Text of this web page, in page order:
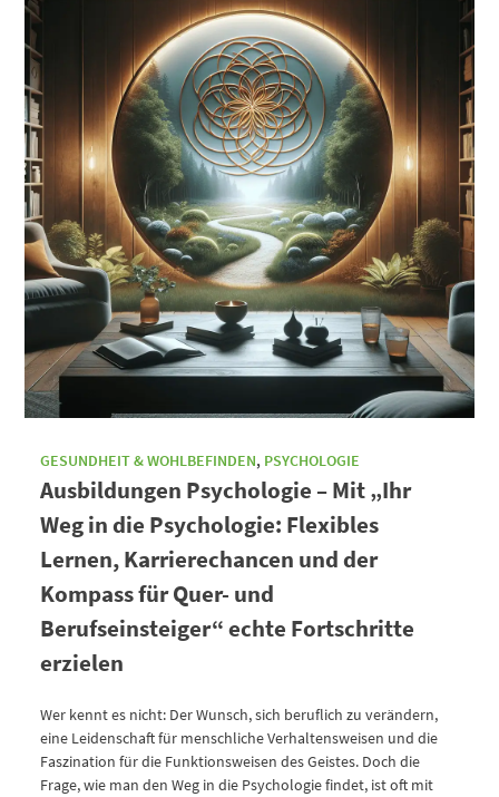
GESUNDHEIT & WOHLBEFINDEN, PSYCHOLOGIE
Ausbildungen Psychologie – Mit „Ihr
Weg in die Psychologie: Flexibles
Lernen, Karrierechancen und der
Kompass für Quer- und
Berufseinsteiger“ echte Fortschritte
erzielen
Wer kennt es nicht: Der Wunsch, sich beruflich zu verändern,
eine Leidenschaft für menschliche Verhaltensweisen und die
Faszination für die Funktionsweisen des Geistes. Doch die
Frage, wie man den Weg in die Psychologie findet, ist oft mit